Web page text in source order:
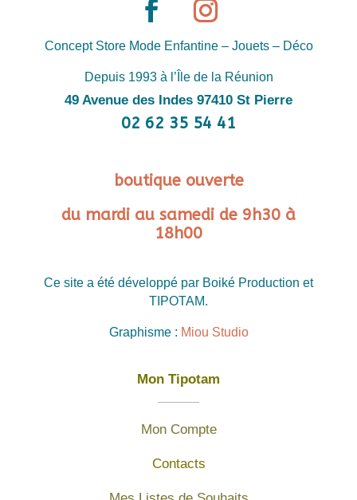
Concept Store Mode Enfantine – Jouets – Déco
Depuis 1993 à l’Île de la Réunion
49 Avenue des Indes 97410 St Pierre
02 62 35 54 41
boutique ouverte
du mardi au samedi de 9h30 à
18h00
Ce site a été développé par Boiké Production et
TIPOTAM.
Graphisme : Miou Studio
Mon Tipotam
Mon Compte
Contacts